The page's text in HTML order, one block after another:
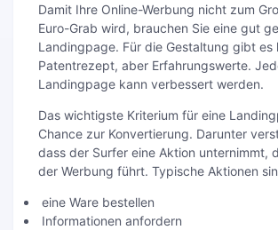
Damit Ihre Online-Werbung nicht zum
Euro-Grab wird, brauchen Sie eine gut
Landingpage. Für die Gestaltung gibt es
Patentrezept, aber Erfahrungswerte.
Landingpage kann verbessert werden.
Das wichtigste Kriterium für eine
Chance zur Konvertierung. Darunter
dass der Surfer eine Aktion unternimmt,
der Werbung führt. Typische Aktionen
eine Ware bestellen
Informationen anfordern